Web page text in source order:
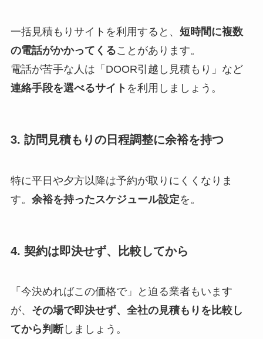
一括見積もりサイトを利用すると、 短時間に複数
の電話がかかってくることがあります。
電話が苦手な人は「DOOR引越し見積もり」など
連絡手段を選べるサイト を利用しましょう。
3. 訪問見積もりの日程調整に余裕を持つ
特に平日や夕方以降は予約が取りにくくなりま
す。 余裕を持ったスケジュール設定を。
4. 契約は即決せず、比較してから
「今決めればこの価格で」と迫る業者もいます
が、 その場で即決せず、全社の見積もりを比較し
てから判断しましょう。